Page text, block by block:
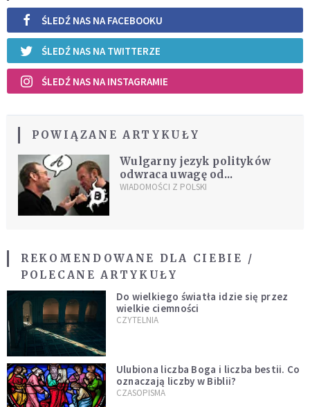
ŚLEDŹ NAS NA FACEBOOKU
ŚLEDŹ NAS NA TWITTERZE
ŚLEDŹ NAS NA INSTAGRAMIE
POWIĄZANE ARTYKUŁY
Wulgarny jezyk polityków
odwraca uwagę od...
WIADOMOŚCI Z POLSKI
REKOMENDOWANE DLA CIEBIE /
POLECANE ARTYKUŁY
Do wielkiego światła idzie się przez
wielkie ciemności
CZYTELNIA
Ulubiona liczba Boga i liczba bestii. Co
oznaczają liczby w Biblii?
CZASOPISMA